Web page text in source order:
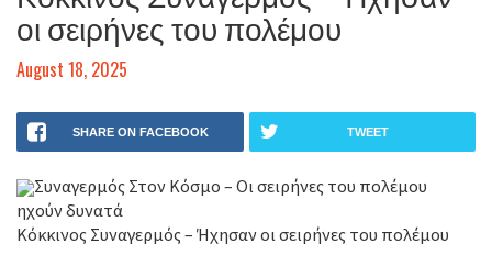
οι σειρήνες του πολέμου
August 18, 2025
SHARE ON FACEBOOK TWEET
Συναγερμός Στον Κόσμο – Οι σειρήνες του πολέμου
ηχούν δυνατά
Κόκκινος Συναγερμός – Ήχησαν οι σειρήνες του πολέμου